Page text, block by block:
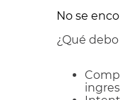
No se
¿Qué